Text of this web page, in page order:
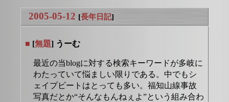
2005-05-12 [長年日記]
■ [無題] うーむ
最近の当blogに対する検索キーワードが多岐に
わたっていて悩ましい限りである。中でもシ
ェイプビートはとっても多い。福知山線事故
写真だとか“そんなもんねぇよ”という組み合わ